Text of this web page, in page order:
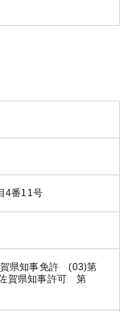
4番11号
県知事免許 (03)第
賀県知事許可 第